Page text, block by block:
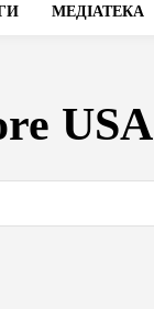
МЕДІАТЕКА
USA